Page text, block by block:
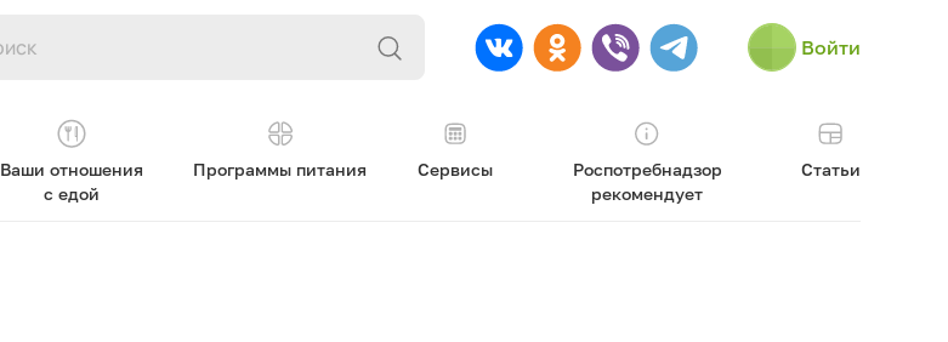
Войти
Ваши отношения
с едой
Программы питания Сервисы
Роспотребнадзор
рекомендует
Статьи